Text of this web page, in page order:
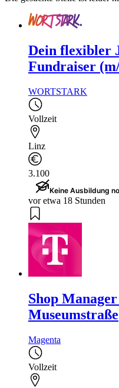
Dein flexibler
Fundraiser
WORTSTARK
Vollzeit
Linz
3.100
Keine Ausbildung
vor etwa 18 Stunden
Shop
Museumstraße
Magenta
Vollzeit